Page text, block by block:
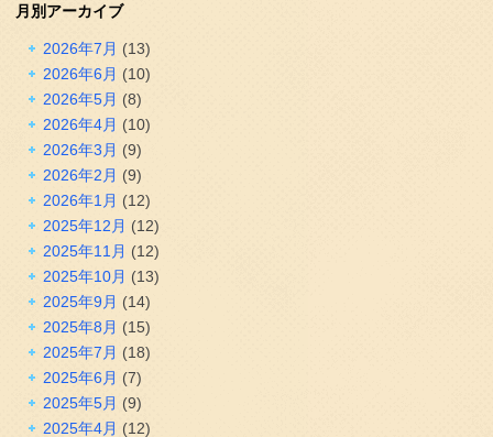
月別アーカイブ
2026年7月 (13)
2026年6月 (10)
2026年5月 (8)
2026年4月 (10)
2026年3月 (9)
2026年2月 (9)
2026年1月 (12)
2025年12月 (12)
2025年11月 (12)
2025年10月 (13)
2025年9月 (14)
2025年8月 (15)
2025年7月 (18)
2025年6月 (7)
2025年5月 (9)
2025年4月 (12)